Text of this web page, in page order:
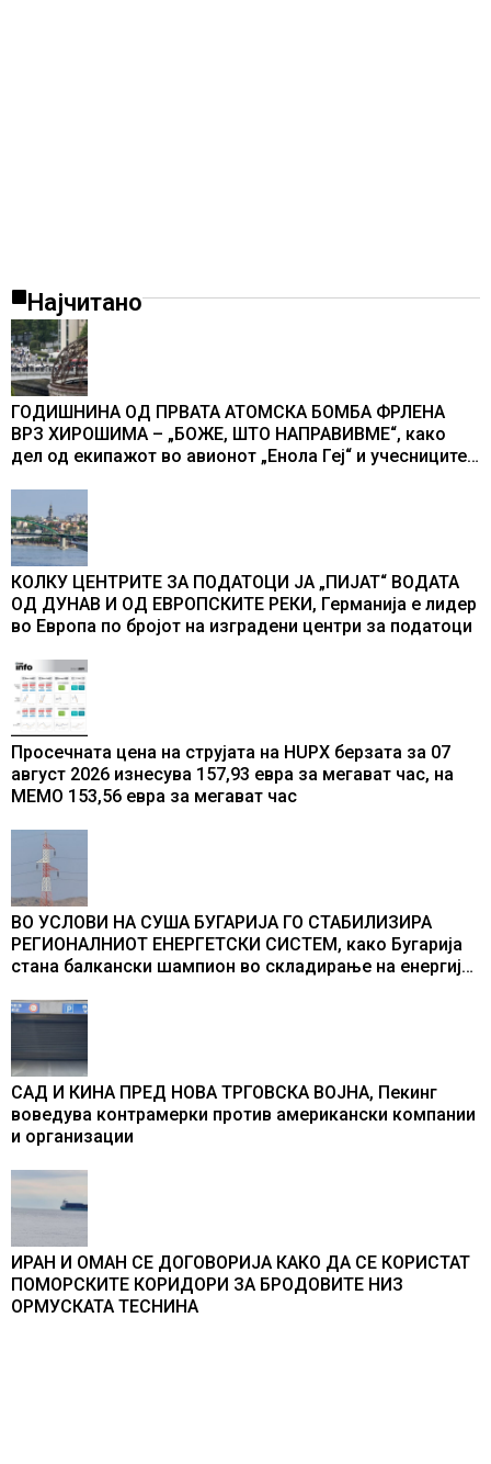
Најчитано
ГОДИШНИНА ОД ПРВАТА АТОМСКА БОМБА ФРЛЕНА
ВРЗ ХИРОШИМА – „БОЖЕ, ШТО НАПРАВИВМЕ“, како
дел од екипажот во авионот „Енола Геј“ и учесниците
промени текот на историјата
КОЛКУ ЦЕНТРИТЕ ЗА ПОДАТОЦИ ЈА „ПИЈАТ“ ВОДАТА
ОД ДУНАВ И ОД ЕВРОПСКИТЕ РЕКИ, Германија е лидер
во Европа по бројот на изградени центри за податоци
Просечната цена на струјата на HUPX берзата за 07
август 2026 изнесува 157,93 евра за мегават час, на
МЕМО 153,56 евра за мегават час
ВО УСЛОВИ НА СУША БУГАРИЈА ГО СТАБИЛИЗИРА
РЕГИОНАЛНИОТ ЕНЕРГЕТСКИ СИСТЕМ, како Бугарија
стана балкански шампион во складирање на енергија
САД И КИНА ПРЕД НОВА ТРГОВСКА ВОЈНА, Пекинг
воведува контрамерки против американски компании
и организации
ИРАН И ОМАН СЕ ДОГОВОРИЈА КАКО ДА СЕ КОРИСТАТ
ПОМОРСКИТЕ КОРИДОРИ ЗА БРОДОВИТЕ НИЗ
ОРМУСКАТА ТЕСНИНА